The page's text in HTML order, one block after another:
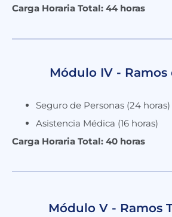
Carga Horaria Total: 44 horas
Módulo IV - Ramos
Seguro de Personas (24 horas)
Asistencia Médica (16 horas)
Carga Horaria Total: 40 horas
Módulo V - Ramos